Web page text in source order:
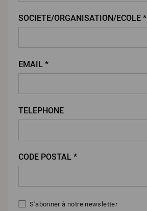
SOCIÉTÉ/ORGANISATION/ECOLE *
EMAIL *
TELEPHONE
CODE POSTAL *
S'abonner à notre newsletter